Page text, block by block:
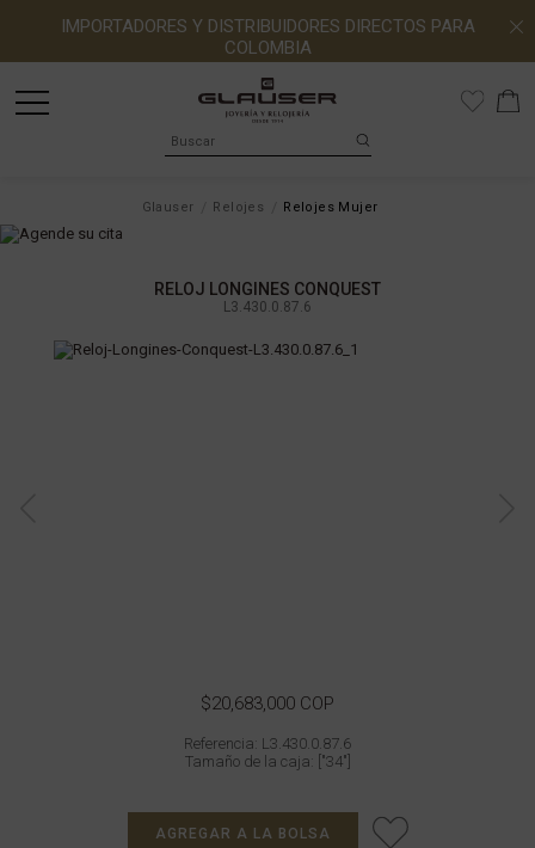
IMPORTADORES Y DISTRIBUIDORES DIRECTOS PARA
COLOMBIA
Glauser Relojes Relojes Mujer
RELOJ LONGINES CONQUEST
L3.430.0.87.6
$20,683,000 COP
Referencia: L3.430.0.87.6
Tamaño de la caja: ["34"]
AGREGAR A LA BOLSA